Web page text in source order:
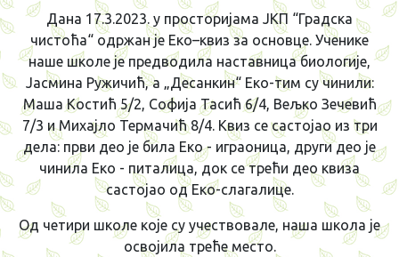
Дана 17.3.2023. у просторијама ЈКП “Градска
чистоћа“ одржан је Еко–квиз за основце. Ученике
наше школе је предводила наставница биологије,
Јасмина Ружичић, а „Десанкин“ Еко-тим су чинили:
Маша Костић 5/2, Софија Тасић 6/4, Вељко Зечевић
7/3 и Михајло Термачић 8/4. Квиз се састојао из три
дела: први део је била Еко - играоница, други део је
чинила Еко - питалица, док се трећи део квиза
састојао од Екo-слагалице.
Од четири школе које су учествовале, наша школа је
освојила треће место.